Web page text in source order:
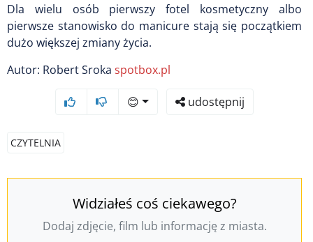
Dla wielu osób pierwszy fotel kosmetyczny albo
pierwsze stanowisko do manicure stają się początkiem
dużo większej zmiany życia.
Autor: Robert Sroka spotbox.pl
😊 udostępnij
CZYTELNIA
Widziałeś coś ciekawego?
Dodaj zdjęcie, film lub informację z miasta.